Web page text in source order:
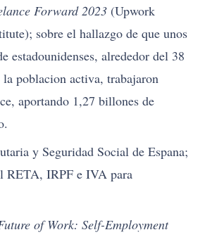
Forward 2023 (Upwork
sobre el hallazgo de que unos
estadounidenses, alrededor del 38
poblacion activa, trabajaron
aportando 1,27 billones de
y Seguridad Social de Espana;
RETA, IRPF e IVA para
of Work: Self-Employment